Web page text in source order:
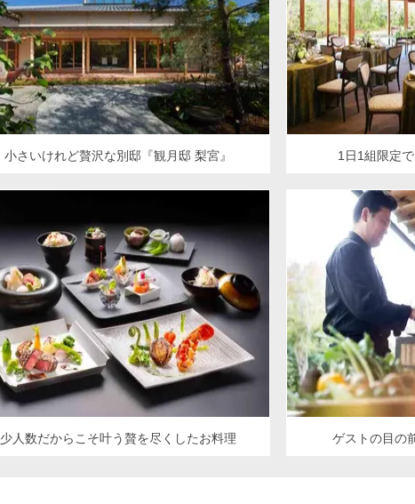
小さいけれど贅沢な別邸『観月邸 梨宮』 1日1組限定
少人数だからこそ叶う贅を尽くしたお料理 ゲストの目の